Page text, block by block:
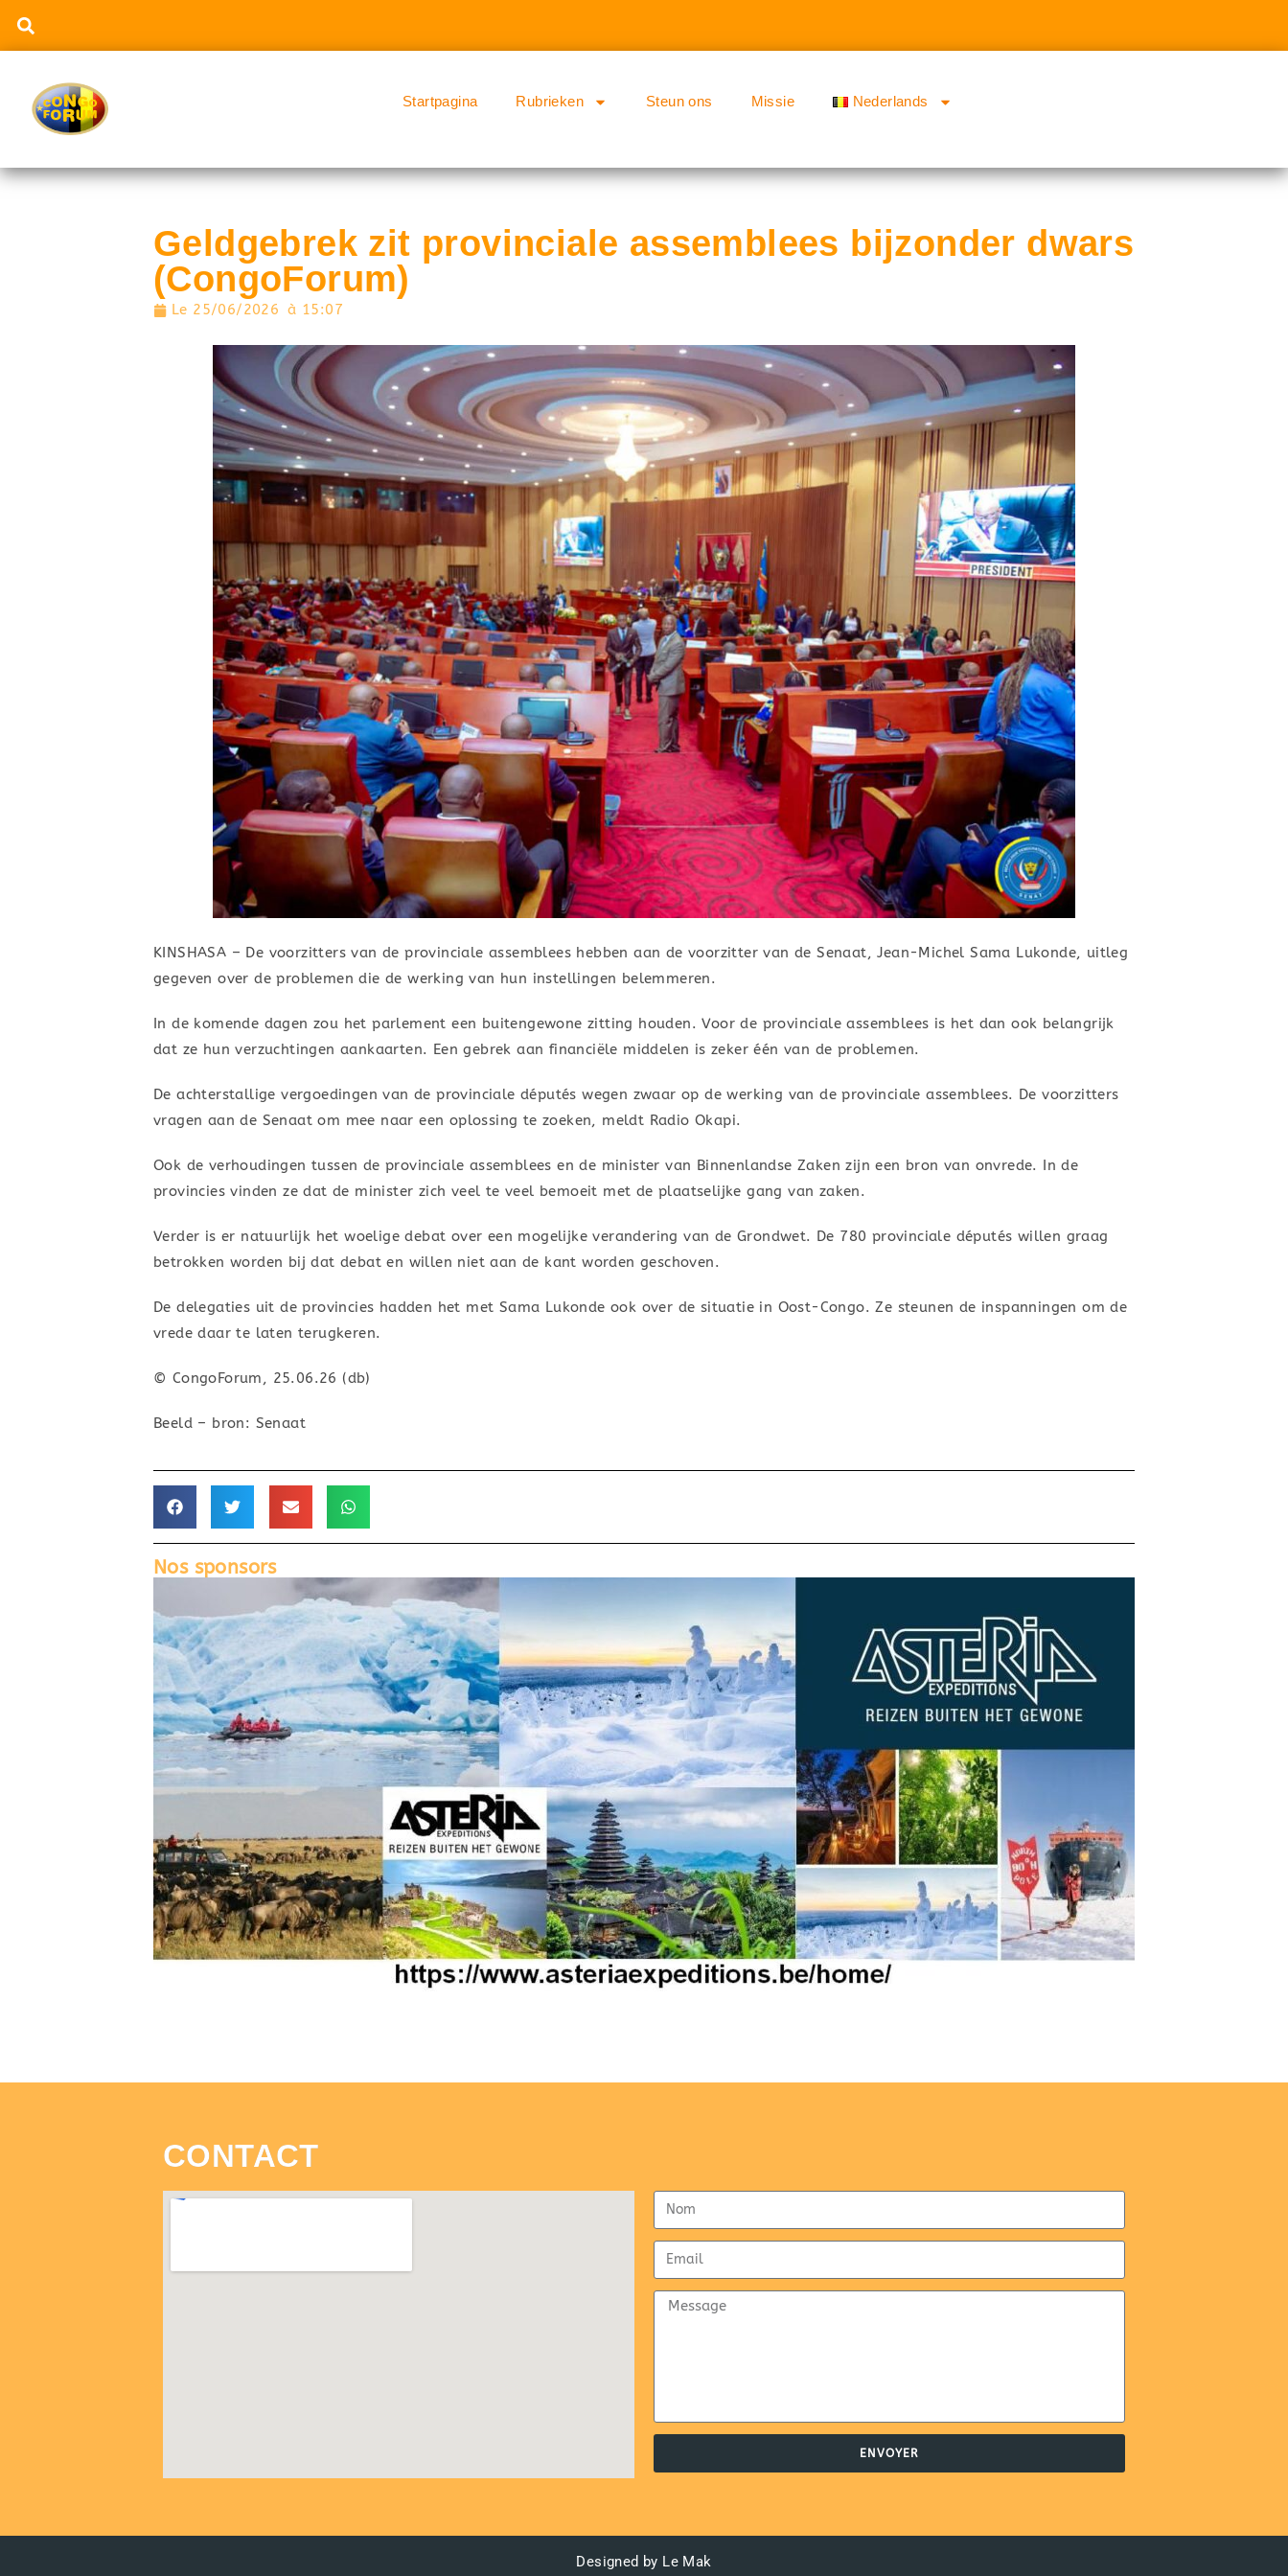
Startpagina Rubrieken Steun ons Missie Nederlands
Geldgebrek zit provinciale assemblees bijzonder dwars
(CongoForum)
Le 25/06/2026 à 15:07
KINSHASA – De voorzitters van de provinciale assemblees hebben aan de voorzitter van de Senaat, Jean-Michel Sama Lukonde, uitleg
gegeven over de problemen die de werking van hun instellingen belemmeren.
In de komende dagen zou het parlement een buitengewone zitting houden. Voor de provinciale assemblees is het dan ook belangrijk
dat ze hun verzuchtingen aankaarten. Een gebrek aan financiële middelen is zeker één van de problemen.
De achterstallige vergoedingen van de provinciale députés wegen zwaar op de werking van de provinciale assemblees. De voorzitters
vragen aan de Senaat om mee naar een oplossing te zoeken, meldt Radio Okapi.
Ook de verhoudingen tussen de provinciale assemblees en de minister van Binnenlandse Zaken zijn een bron van onvrede. In de
provincies vinden ze dat de minister zich veel te veel bemoeit met de plaatselijke gang van zaken.
Verder is er natuurlijk het woelige debat over een mogelijke verandering van de Grondwet. De 780 provinciale députés willen graag
betrokken worden bij dat debat en willen niet aan de kant worden geschoven.
De delegaties uit de provincies hadden het met Sama Lukonde ook over de situatie in Oost-Congo. Ze steunen de inspanningen om de
vrede daar te laten terugkeren.
© CongoForum, 25.06.26 (db)
Beeld – bron: Senaat
Nos sponsors
CONTACT
ENVOYER
Designed by Le Mak